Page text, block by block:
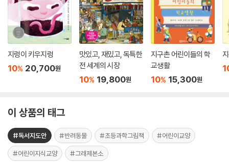
지렁이 키우지렁
10% 20,700원
맛있고, 재밌고, 독특한
전 세계의 시장
10% 19,800원
지구촌 어린이들의 학
교생활
10% 15,300원
이 상품의 태그
#독서지도안 #반려동물 #초등과학그림책 #어린이교양
#어린이지식교양 #그래제본소